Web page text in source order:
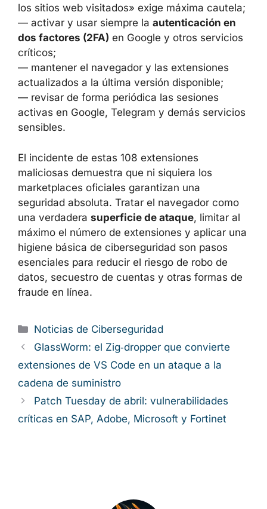
extensiones instaladas y eliminar las que no
se utilicen o no se comprendan;
— instalar solo complementos de
desarrolladores con reputación verificable
buen historial;
— revisar cuidadosamente los permisos: un
acceso del tipo «ver y modificar datos en
todos los sitios web visitados» exige máxima
cautela;
dos factores (2FA)en Google y otros
servicios críticos;
— mantener el navegador y las extensiones
actualizados a la última versión disponible;
— revisar de forma periódica las sesiones
activas en Google, Telegram y demás
servicios sensibles.
El incidente de estas 108 extensiones
maliciosas demuestra que ni siquiera los
una verdadera superficie de ataque
máximo el número de extensiones y aplicar
una higiene básica de ciberseguridad son
pasos esenciales para reducir el riesgo de
robo de datos, secuestro de cuentas y otras
cadena de suministro